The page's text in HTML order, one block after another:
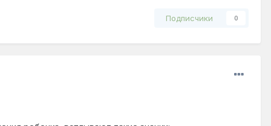
Подписчики 0